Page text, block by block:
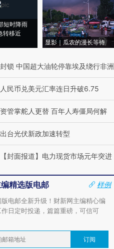
短时降雨
转移近
显影｜瓜农的漫长等待
锁 中国超大油轮停靠埃及绕行非洲
民币兑美元汇率连日升破6.75
资管掌舵人更替 百年人寿僵局何解
台光伏新政加速转型
【封面报道】电力现货市场元年突进
精选版电邮
样例
电邮全新升级！财新网主编精心编
日定时投递，篇篇重磅，可信可
订阅